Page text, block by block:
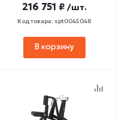
216 751 ₽ /шт.
Код товара: spt0045048
В корзину